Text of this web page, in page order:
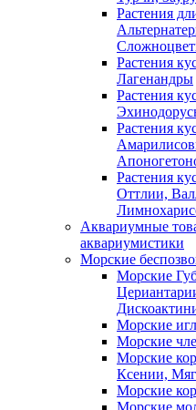
Растения
Растения
Лагенандры
Растения
Растения
Растения
Оттлии,
Аквариумные
аквариумистики
Морские
Морские
Морские
Морские
Морские
Ксении,
Морские
Морские